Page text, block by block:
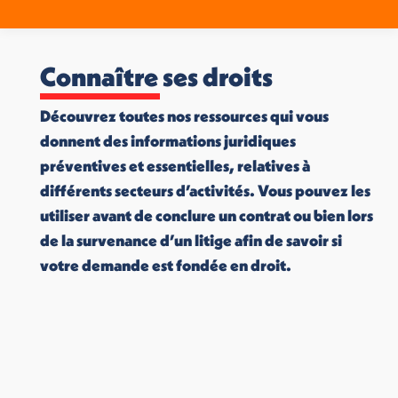
Connaître ses droits
Découvrez toutes nos ressources qui vous
donnent des informations juridiques
préventives et essentielles, relatives à
différents secteurs d’activités. Vous pouvez les
utiliser avant de conclure un contrat ou bien lors
de la survenance d’un litige afin de savoir si
votre demande est fondée en droit.